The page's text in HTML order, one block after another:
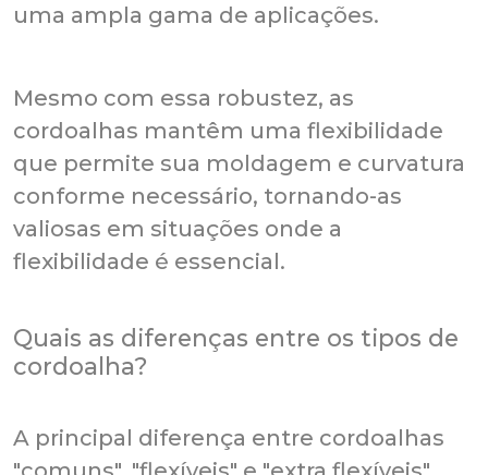
uma ampla gama de aplicações.
Mesmo com essa robustez, as
cordoalhas mantêm uma flexibilidade
que permite sua moldagem e curvatura
conforme necessário, tornando-as
valiosas em situações onde a
flexibilidade é essencial.
Quais as diferenças entre os tipos de
cordoalha?
A principal diferença entre cordoalhas